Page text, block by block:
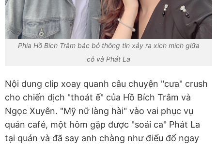
Phía Hồ Bích Trâm bác bỏ thông tin xảy ra xích mích giữa
cô và Phát La
Nội dung clip xoay quanh câu chuyện "cưa" crush
cho chiến dịch "thoát ế" của Hồ Bích Trâm và
Ngọc Xuyên. "Mỹ nữ làng hài" vào vai phục vụ
quán café, một hôm gặp được "soái ca" Phát La
tại quán và đã say anh chàng như điếu đổ ngay